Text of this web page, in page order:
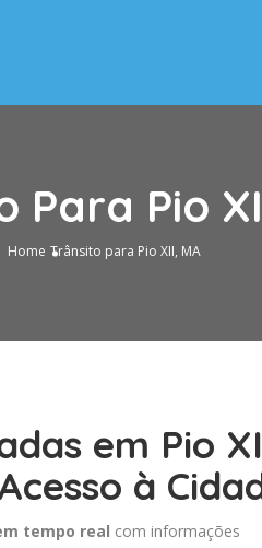
Para Pio
Home Trânsito para Pio XII, MA
em Pio
à
tempo real com informações